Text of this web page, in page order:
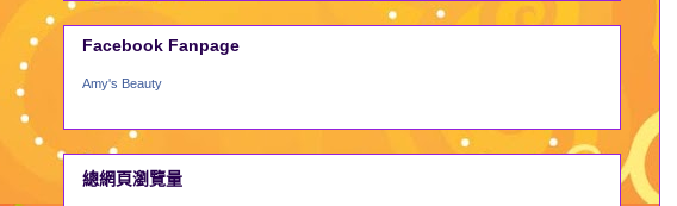
Facebook Fanpage
Amy's Beauty
總網頁瀏覽量